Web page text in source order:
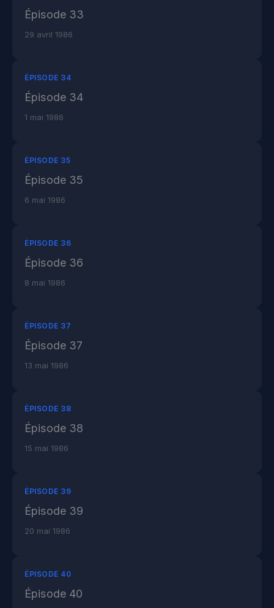
Épisode 33
29 avril 1986
ÉPISODE 34
Épisode 34
1 mai 1986
ÉPISODE 35
Épisode 35
6 mai 1986
ÉPISODE 36
Épisode 36
8 mai 1986
ÉPISODE 37
Épisode 37
13 mai 1986
ÉPISODE 38
Épisode 38
15 mai 1986
ÉPISODE 39
Épisode 39
20 mai 1986
ÉPISODE 40
Épisode 40